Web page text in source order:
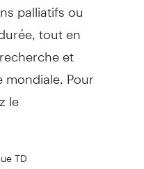
palliatifs ou
tout en
et
Pour
le
TD